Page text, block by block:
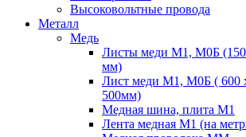
Высоковольтные провода
Металл
Медь
Листы меди М1, М0Б (150
мм)
Лист меди М1, М0Б ( 600
500мм)
Медная шина, плита М1
Лента медная М1 (на